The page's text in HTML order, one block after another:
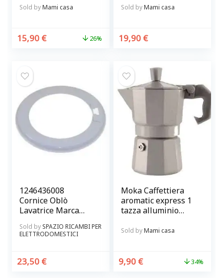
verde Mai Uguali
Sold byMami casa
15,90 € 26%
elettrico a batterie
Sold byMami casa
19,90 €
1246436008
Cornice Oblò
Lavatrice Marca
Originale
Sold by SPAZIO RICAMBI PER
ELETTRODOMESTICI
23,50 €
Moka Caffettiera
aromatic express 1
tazza alluminio
Sold byMami casa
9,90 € 34%